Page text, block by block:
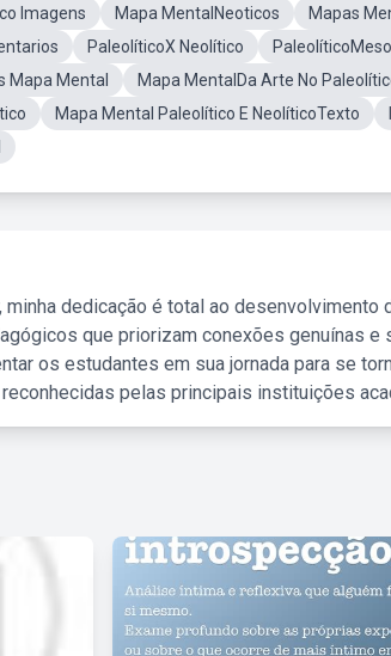
Imagens
Mapa MentalNeoticos
Mapas
PaleolíticoX Neolítico
Mapa Mental
Mapa MentalDa Arte No
Mapa Mental Paleolítico E NeolíticoTexto
minha dedicação é total ao
que priorizam conexões genuínas e
os estudantes em sua jornada para se
pelas principais instituições